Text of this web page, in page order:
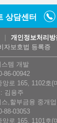
상담센터
개인정보처리방
자보호법 등록증
스템 개발
86-00942
로 165, 1102호(
김용주
스,할부금융 중개업
88-03053
로 165, 1101호(